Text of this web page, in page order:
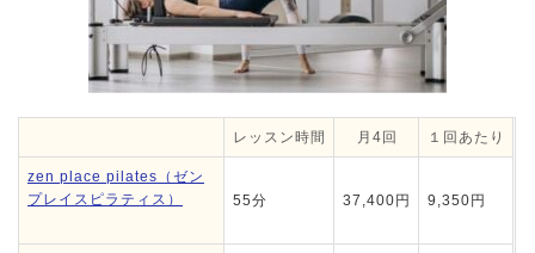
レッスン時間 月4回 １回あたり
zen place pilates（ゼン
プレイスピラティス）
55分 37,400円 9,350円